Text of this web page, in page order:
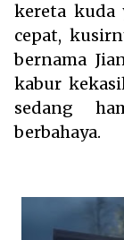
kereta kuda
cepat,
bernama
kabur
sedang
berbahaya.